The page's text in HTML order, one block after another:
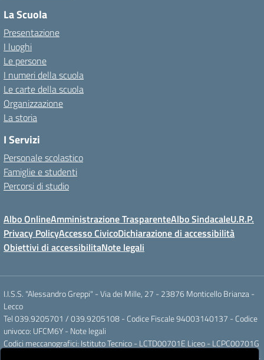
La Scuola
Presentazione
I luoghi
Le persone
I numeri della scuola
Le carte della scuola
Organizzazione
La storia
I Servizi
Personale scolastico
Famiglie e studenti
Percorsi di studio
Albo OnlineAmministrazione TrasparenteAlbo SindacaleU.R.P.
Privacy PolicyAccesso CivicoDichiarazione di accessibilità
Obiettivi di accessibilitaNote legali
I.I.S.S. "Alessandro Greppi" - Via dei Mille, 27 - 23876 Monticello Brianza -
Lecco
Tel 039.9205701 / 039.9205108 - Codice Fiscale 94003140137 - Codice
univoco: UFCM6Y - Note legali
Codici meccanografici: Istituto Tecnico - LCTD00701E Liceo - LCPC00701G
Posta elettronica ordinaria: LCIS007008@ISTRUZIONE.IT Posta elettronica